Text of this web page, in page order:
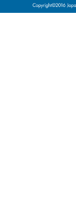
意匠権その他の知的
利につき登録等を出